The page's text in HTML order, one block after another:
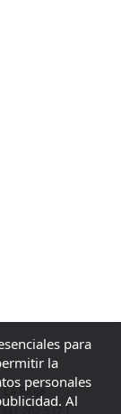
Rioja
262 537 |
para
la
personales
Al